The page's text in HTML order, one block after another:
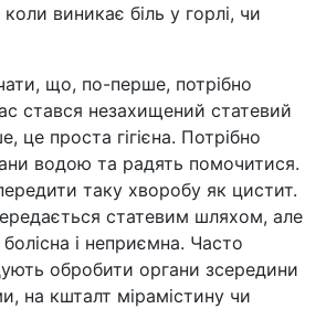
виникає біль у горлі, чи
що, по-перше, потрібно
стався незахищений статевий
це проста гігієна. Потрібно
водою та радять помочитися.
таку хворобу як цистит.
статевим шляхом, але
і неприємна. Часто
обробити органи зсередини
на кшталт мірамістину чи